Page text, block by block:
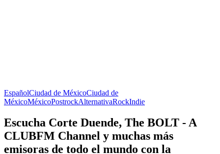
EspañolCiudad de MéxicoCiudad de
MéxicoMéxicoPostrockAlternativaRockIndie
Escucha Corte Duende, The BOLT - A
CLUBFM Channel y muchas más
emisoras de todo el mundo con la